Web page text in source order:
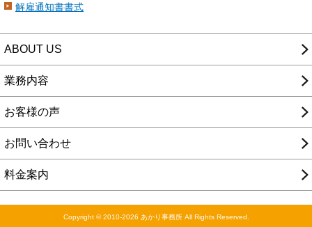
解雇通知書書式
ABOUT US
業務内容
お客様の声
お問い合わせ
料金案内
Copyright © 2010-2026 あかり事務所 All Rights Reserved.